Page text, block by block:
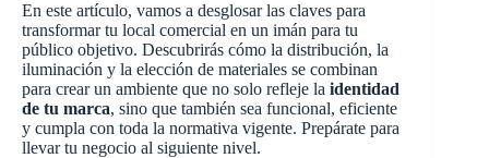
En este artículo, vamos a desglosar las claves para
transformar tu local comercial en un imán para tu
público objetivo. Descubrirás cómo la distribución, la
iluminación y la elección de materiales se combinan
para crear un ambiente que no solo refleje la identidad
de tu marca, sino que también sea funcional, eficiente
y cumpla con toda la normativa vigente. Prepárate para
llevar tu negocio al siguiente nivel.